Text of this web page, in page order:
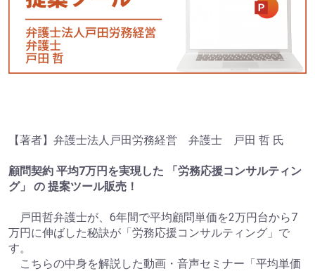
【著者】弁護士法人戸田労務経営 弁護士 戸田 哲 氏
顧問契約 平均7万円を実現した 「労務応援コンサルティン
グ」 の 提案ツール販売！
戸田哲弁護士が、6年間で平均顧問単価を2万円台から7
万円に伸ばした秘訣が「労務応援コンサルティング」で
す。
こちらの中身を解説した動画・音声セミナー「平均単価